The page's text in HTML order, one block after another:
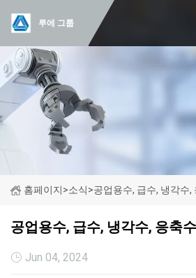
루에 그룹
홈페이지>소식>공업용수, 급수, 냉각수,
공업용수, 급수, 냉각수, 응축
Jun 04, 2024